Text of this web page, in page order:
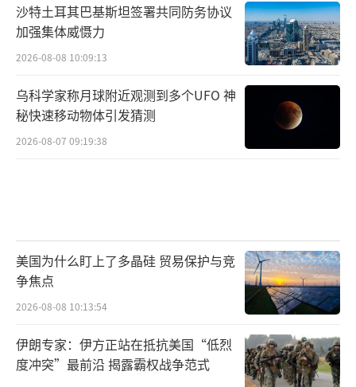
沙特土耳其巴基斯坦签署共同防务协议
加强集体威慑力
2026-08-08 10:09:13
乌科学家称月球附近观测到多个UFO 神
秘快速移动物体引发猜测
2026-08-07 09:19:38
美国为什么盯上了多晶硅 贸易保护与竞
争焦点
2026-08-08 10:13:54
伊朗专家：伊方正站在抵抗美国“低烈
度冲突”最前沿 揭露霸权战争范式